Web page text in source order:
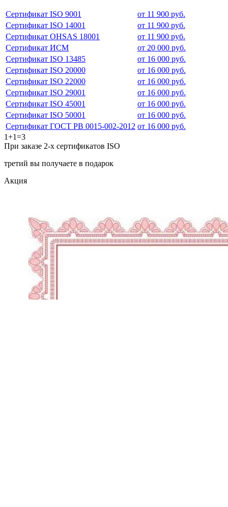
Сертификат ISO 9001
от 11 900 руб.
Сертификат ISO 14001
от 11 900 руб.
Сертификат OHSAS 18001
от 11 900 руб.
Сертификат ИСМ
от 20 000 руб.
Сертификат ISO 13485
от 16 000 руб.
Сертификат ISO 20000
от 16 000 руб.
Сертификат ISO 22000
от 16 000 руб.
Сертификат ISO 29001
от 16 000 руб.
Сертификат ISO 45001
от 16 000 руб.
Сертификат ISO 50001
от 16 000 руб.
Сертификат ГОСТ РВ 0015-002-2012 от 16 000 руб.
1+1=3
При заказе 2-х сертификатов ISO
третий вы получаете в подарок
Акция